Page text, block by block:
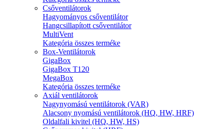
Csőventilátorok
Hagyományos csőventilátor
Hangcsillapított csőventilátor
MultiVent
Kategória összes terméke
Box-Ventilátorok
GigaBox
GigaBox T120
MegaBox
Kategória összes terméke
Axiál ventilátorok
Nagynyomású ventilátorok (VAR)
Alacsony nyomású ventilátorok (HQ, HW, HRF)
Oldalfali kivitel (HQ, HW, HS)